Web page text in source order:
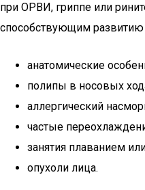
при ОРВИ, гриппе или
способствующим развитию
анатомические
полипы в носовых
аллергический
частые
занятия плаванием
опухоли лица.